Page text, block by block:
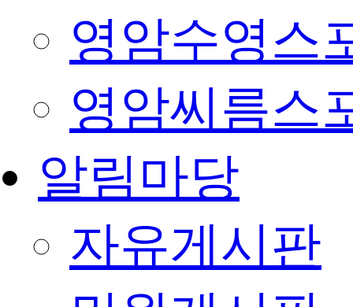
영암수영스
영암씨름스
알림마당
자유게시판